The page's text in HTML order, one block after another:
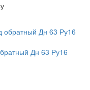
Дн 63 Ру16